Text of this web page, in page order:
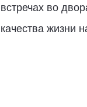
встречах во
качества жизни